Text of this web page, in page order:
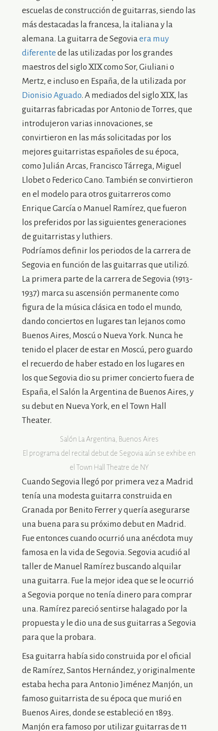
escuelas de construcción de guitarras, siendo las
más destacadas la francesa, la italiana y la
alemana. La guitarra de Segovia era muy
diferente de las utilizadas por los grandes
maestros del siglo XIX como Sor, Giuliani o
Mertz, e incluso en España, de la utilizada por
Dionisio Aguado. A mediados del siglo XIX, las
guitarras fabricadas por Antonio de Torres, que
introdujeron varias innovaciones, se
convirtieron en las más solicitadas por los
mejores guitarristas españoles de su época,
como Julián Arcas, Francisco Tárrega, Miguel
Llobet o Federico Cano. También se convirtieron
en el modelo para otros guitarreros como
Enrique García o Manuel Ramírez, que fueron
los preferidos por las siguientes generaciones
de guitarristas y luthiers.
Podríamos definir los periodos de la carrera de
Segovia en función de las guitarras que utilizó.
La primera parte de la carrera de Segovia (1913-
1937) marca su ascensión permanente como
figura de la música clásica en todo el mundo,
dando conciertos en lugares tan lejanos como
Buenos Aires, Moscú o Nueva York. Nunca he
tenido el placer de estar en Moscú, pero guardo
el recuerdo de haber estado en los lugares en
los que Segovia dio su primer concierto fuera de
España, el Salón la Argentina de Buenos Aires, y
su debut en Nueva York, en el Town Hall
Theater.
Salón La Argentina, Buenos Aires
El programa del recital debut de Segovia aún se exhibe en
el Town Hall Theatre de NY
Cuando Segovia llegó por primera vez a Madrid
tenía una modesta guitarra construida en
Granada por Benito Ferrer y quería asegurarse
una buena para su próximo debut en Madrid.
Fue entonces cuando ocurrió una anécdota muy
famosa en la vida de Segovia. Segovia acudió al
taller de Manuel Ramírez buscando alquilar
una guitarra. Fue la mejor idea que se le ocurrió
a Segovia porque no tenía dinero para comprar
una. Ramírez pareció sentirse halagado por la
propuesta y le dio una de sus guitarras a Segovia
para que la probara.
Esa guitarra había sido construida por el oficial
de Ramírez, Santos Hernández, y originalmente
estaba hecha para Antonio Jiménez Manjón, un
famoso guitarrista de su época que murió en
Buenos Aires, donde se estableció en 1893.
Manjón era famoso por utilizar guitarras de 11